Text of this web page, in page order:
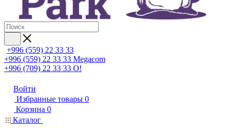
+996 (559) 22 33 33
+996 (559) 22 33 33 Megacom
+996 (709) 22 33 33 O!
Войти
Избранные товары 0
Корзина 0
Каталог